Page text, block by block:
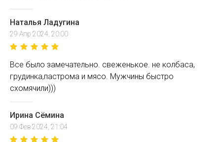
Наталья Ладугина
29 Апр 2024, 20:00
Все было замечательно. свеженькое. не колбаса,
грудинка,пастрома и мясо. Мужчины быстро
схомячили)))
Ирина Сëмина
09 Фев 2024, 21:04